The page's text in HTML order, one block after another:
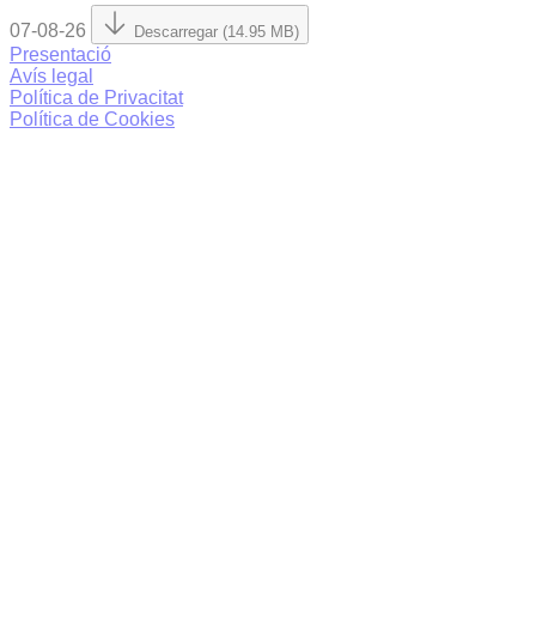
07-08-26 Descarregar (14.95 MB)
Presentació
Avís legal
Política de Privacitat
Política de Cookies